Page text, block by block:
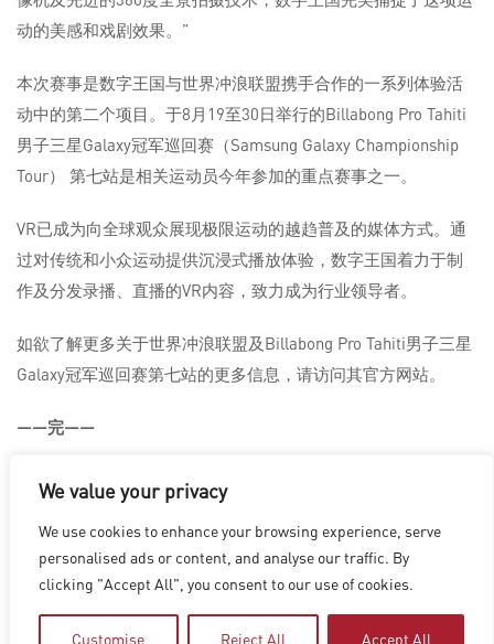
We value your privacy
We use cookies to enhance your browsing experience, serve
personalised ads or content, and analyse our traffic. By
clicking "Accept All", you consent to our use of cookies.
Customise Reject All Accept All
动的美感和戏剧效果。”
本次赛事是数字王国与世界冲浪联盟携手合作的一系列体验活
动中的第二个项目。于8月19至30日举行的Billabong Pro Tahiti
男子三星Galaxy冠军巡回赛（Samsung Galaxy Championship
Tour） 第七站是相关运动员今年参加的重点赛事之一。
VR已成为向全球观众展现极限运动的越趋普及的媒体方式。通
过对传统和小众运动提供沉浸式播放体验，数字王国着力于制
作及分发录播、直播的VR内容，致力成为行业领导者。
如欲了解更多关于世界冲浪联盟及Billabong Pro Tahiti男子三星
Galaxy冠军巡回赛第七站的更多信息，请访问其官方网站。
——完——